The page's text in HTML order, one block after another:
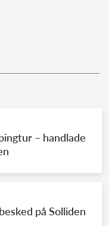
– handlade
på Solliden